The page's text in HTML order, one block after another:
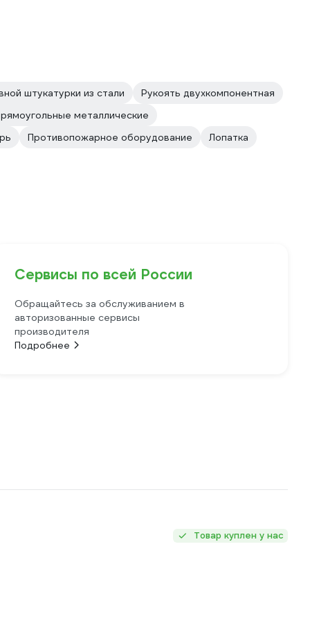
штукатурки из стали
Рукоять двухкомпонентная
металлические
Противопожарное оборудование Лопатка
Сервисы по всей России
Обращайтесь за обслуживанием в
авторизованные сервисы
производителя
Подробнее
Товар куплен у нас